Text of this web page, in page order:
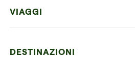
VIAGGI
DESTINAZIONI